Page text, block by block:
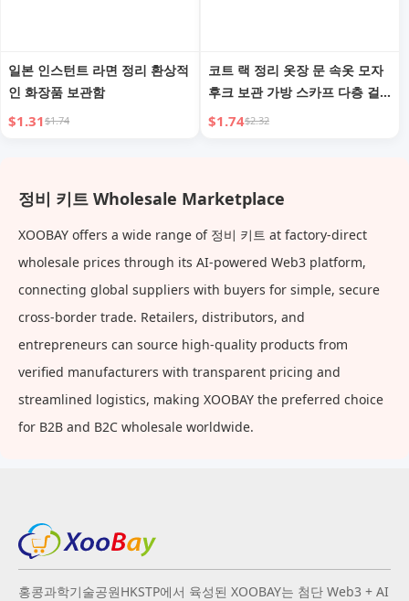
일본 인스턴트 라면 정리 환상적
인 화장품 보관함
$1.31$1.74
코트 랙 정리 옷장 문 속옷 모자
후크 보관 가방 스카프 다층 걸
이형 랙
$1.74$2.32
정비 키트 Wholesale Marketplace
XOOBAY offers a wide range of 정비 키트 at factory-direct
wholesale prices through its AI-powered Web3 platform,
connecting global suppliers with buyers for simple, secure
cross-border trade. Retailers, distributors, and
entrepreneurs can source high-quality products from
verified manufacturers with transparent pricing and
streamlined logistics, making XOOBAY the preferred choice
for B2B and B2C wholesale worldwide.
홍콩과학기술공원HKSTP에서 육성된 XOOBAY는 첨단 Web3 + AI